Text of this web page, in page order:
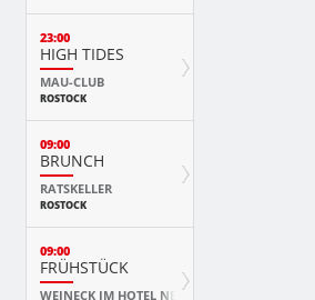
23:00
HIGH TIDES
MAU-CLUB
ROSTOCK
09:00
BRUNCH
RATSKELLER
ROSTOCK
09:00
FRÜHSTÜCK
WEINECK IM HOTEL NEPTUN